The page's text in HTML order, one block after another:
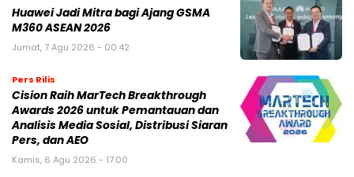
Huawei Jadi Mitra bagi Ajang GSMA
M360 ASEAN 2026
Jumat, 7 Agu 2026 - 00:42
Pers Rilis
Cision Raih MarTech Breakthrough
Awards 2026 untuk Pemantauan dan
Analisis Media Sosial, Distribusi Siaran
Pers, dan AEO
Kamis, 6 Agu 2026 - 17:00